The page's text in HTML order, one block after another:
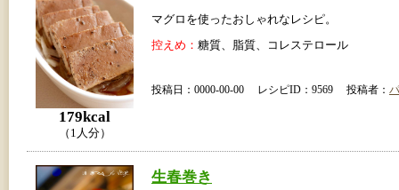
179kcal
（1人分）
マグロを使ったおしゃれなレシピ。
控えめ： 糖質、脂質、コレステロール
投稿日：0000-00-00 レシピID：9569 投稿者：
生春巻き